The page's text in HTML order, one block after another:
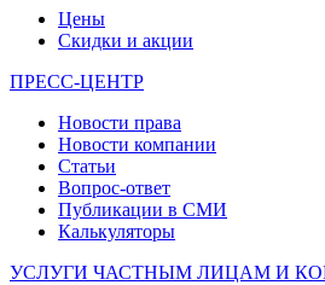
Цены
Скидки и акции
ПРЕСС-ЦЕНТР
Новости права
Новости компании
Статьи
Вопрос-ответ
Публикации в СМИ
Калькуляторы
УСЛУГИ ЧАСТНЫМ ЛИЦАМ И